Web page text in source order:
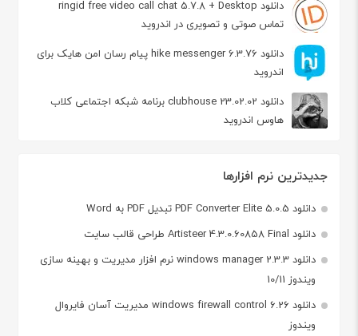
دانلود ringid free video call chat 5.7.8 + Desktop
تماس صوتی و تصویری در اندروید
دانلود hike messenger 6.3.76 پیام‌ رسان‌ امن هایک برای
اندروید
دانلود clubhouse 23.02.02 برنامه شبکه اجتماعی کلاب
هاوس اندروید
جدیدترین نرم افزارها
دانلود PDF Converter Elite 5.0.5 تبدیل PDF به Word
دانلود Artisteer 4.3.0.60858 Final طراحی قالب سایت
دانلود windows manager 2.3.3 نرم افزار مدیریت و بهینه سازی
ویندوز 10/11
دانلود windows firewall control 6.26 مدیریت آسان فایروال
ویندوز